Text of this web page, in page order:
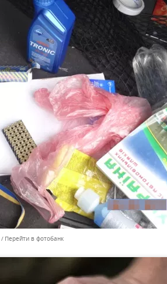
Перейти в фотобанк